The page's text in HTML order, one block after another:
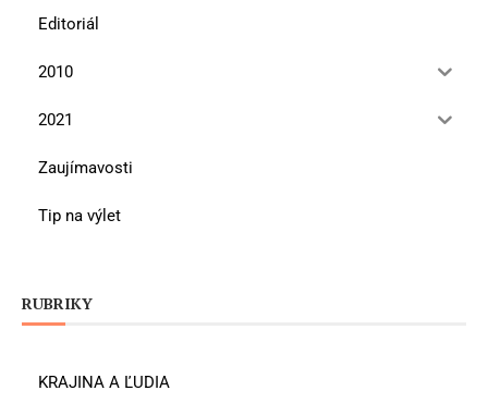
Editoriál
2010
2021
Zaujímavosti
Tip na výlet
RUBRIKY
KRAJINA A ĽUDIA